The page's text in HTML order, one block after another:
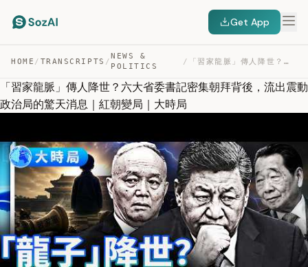
Get App
HOME / TRANSCRIPTS /
NEWS &
POLITICS
/ 「習家龍脈」傳人降世？六大省委書記密集朝拜背後，流出震動政治局的驚天消息｜紅朝變局｜大時局 — TRANSCRIPT
「習家龍脈」傳人降世？六大省委書記密集朝拜背後，流出震動
政治局的驚天消息｜紅朝變局｜大時局